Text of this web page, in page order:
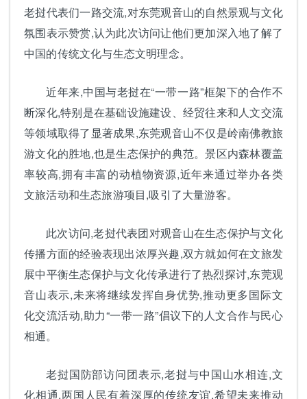
老挝代表们一路交流,对东莞观音山的自然景观与文化
氛围表示赞赏,认为此次访问让他们更加深入地了解了
中国的传统文化与生态文明理念。
近年来,中国与老挝在“一带一路”框架下的合作不
断深化,特别是在基础设施建设、经贸往来和人文交流
等领域取得了显著成果,东莞观音山不仅是岭南佛教旅
游文化的胜地,也是生态保护的典范。景区内森林覆盖
率较高,拥有丰富的动植物资源,近年来通过举办各类
文旅活动和生态旅游项目,吸引了大量游客。
此次访问,老挝代表团对观音山在生态保护与文化
传播方面的经验表现出浓厚兴趣,双方就如何在文旅发
展中平衡生态保护与文化传承进行了热烈探讨,东莞观
音山表示,未来将继续发挥自身优势,推动更多国际文
化交流活动,助力“一带一路”倡议下的人文合作与民心
相通。
老挝国防部访问团表示,老挝与中国山水相连,文
化相通,两国人民有着深厚的传统友谊,希望未来推动